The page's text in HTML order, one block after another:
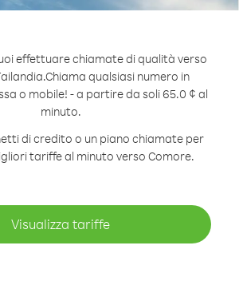
effettuare chiamate di qualità verso
Chiama qualsiasi numero in
o mobile! - a partire da soli 65.0 ¢ al
minuto.
di credito o un piano chiamate per
tariffe al minuto verso Comore.
Visualizza tariffe